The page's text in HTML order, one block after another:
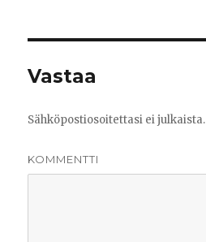
Vastaa
Sähköpostiosoitettasi ei julkaista.
KOMMENTTI